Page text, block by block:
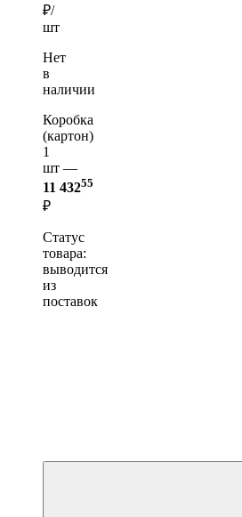
₽/
шт
Нет
в
наличии
Коробка
(картон)
1
шт —
11 43255
₽
Статус
товара:
выводится
из
поставок